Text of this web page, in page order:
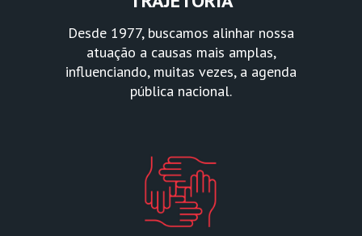
Desde 1977, buscamos alinhar nossa
atuação a causas mais amplas,
influenciando, muitas vezes, a agenda
pública nacional.